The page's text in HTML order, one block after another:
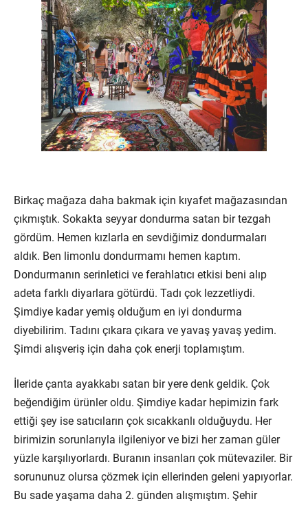
Birkaç mağaza daha bakmak için kıyafet mağazasından
çıkmıştık. Sokakta seyyar dondurma satan bir tezgah
gördüm. Hemen kızlarla en sevdiğimiz dondurmaları
aldık. Ben limonlu dondurmamı hemen kaptım.
Dondurmanın serinletici ve ferahlatıcı etkisi beni alıp
adeta farklı diyarlara götürdü. Tadı çok lezzetliydi.
Şimdiye kadar yemiş olduğum en iyi dondurma
diyebilirim. Tadını çıkara çıkara ve yavaş yavaş yedim.
Şimdi alışveriş için daha çok enerji toplamıştım.
İleride çanta ayakkabı satan bir yere denk geldik. Çok
beğendiğim ürünler oldu. Şimdiye kadar hepimizin fark
ettiği şey ise satıcıların çok sıcakkanlı olduğuydu. Her
birimizin sorunlarıyla ilgileniyor ve bizi her zaman güler
yüzle karşılıyorlardı. Buranın insanları çok mütevaziler. Bir
sorununuz olursa çözmek için ellerinden geleni yapıyorlar.
Bu sade yaşama daha 2. günden alışmıştım. Şehir